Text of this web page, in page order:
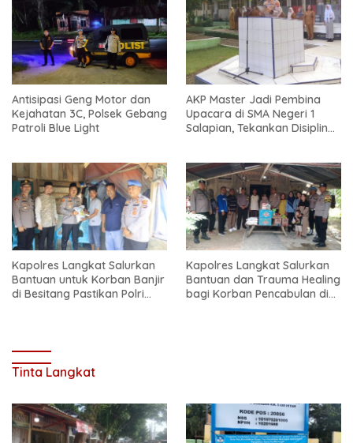
Antisipasi Geng Motor dan
Kejahatan 3C, Polsek Gebang
Patroli Blue Light
AKP Master Jadi Pembina
Upacara di SMA Negeri 1
Salapian, Tekankan Disiplin
Kapolres Langkat Salurkan
Bantuan untuk Korban Banjir
di Besitang Pastikan Polri
Kapolres Langkat Salurkan
Bantuan dan Trauma Healing
bagi Korban Pencabulan di
Tinta Langkat